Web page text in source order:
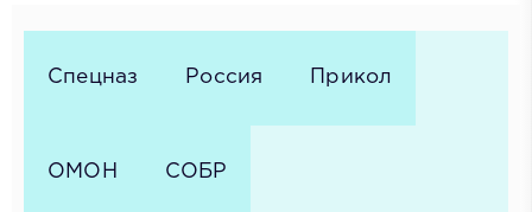
Спецназ Россия Прикол
ОМОН СОБР